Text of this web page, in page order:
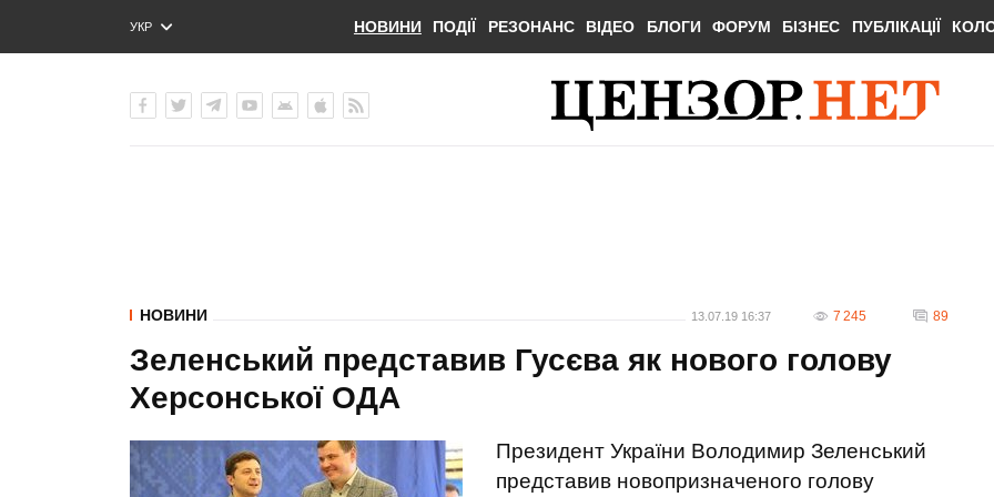
УКР
ENG
НОВИНИ ПОДІЇ РЕЗОНАНС ВІДЕО БЛОГИ ФОРУМ БІЗНЕС ПУБЛІКАЦІЇ
НОВИНИ 13.07.19 16:37 7 245 89
Зеленський представив Гусєва як нового голову
Херсонської ОДА
Президент України Володимир Зеленський
представив новопризначеного голову